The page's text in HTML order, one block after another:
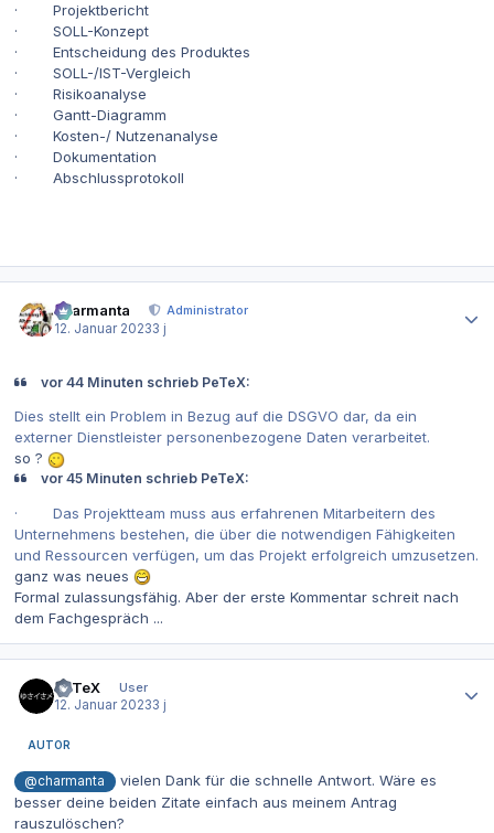
· Projektbericht
· SOLL-Konzept
· Entscheidung des Produktes
· SOLL-/IST-Vergleich
· Risikoanalyse
· Gantt-Diagramm
· Kosten-/ Nutzenanalyse
· Dokumentation
· Abschlussprotokoll
charmanta
Administrator
12. Januar 20233 j
vor 44 Minuten schrieb PeTeX:
Dies stellt ein Problem in Bezug auf die DSGVO dar, da ein
externer Dienstleister personenbezogene Daten verarbeitet.
so ?
vor 45 Minuten schrieb PeTeX:
· Das Projektteam muss aus erfahrenen Mitarbeitern des
Unternehmens bestehen, die über die notwendigen Fähigkeiten
und Ressourcen verfügen, um das Projekt erfolgreich umzusetzen.
ganz was neues
Formal zulassungsfähig. Aber der erste Kommentar schreit nach
dem Fachgespräch ...
PeTeX
User
12. Januar 20233 j
AUTOR
@charmanta
vielen Dank für die schnelle Antwort. Wäre es
besser deine beiden Zitate einfach aus meinem Antrag
rauszulöschen?